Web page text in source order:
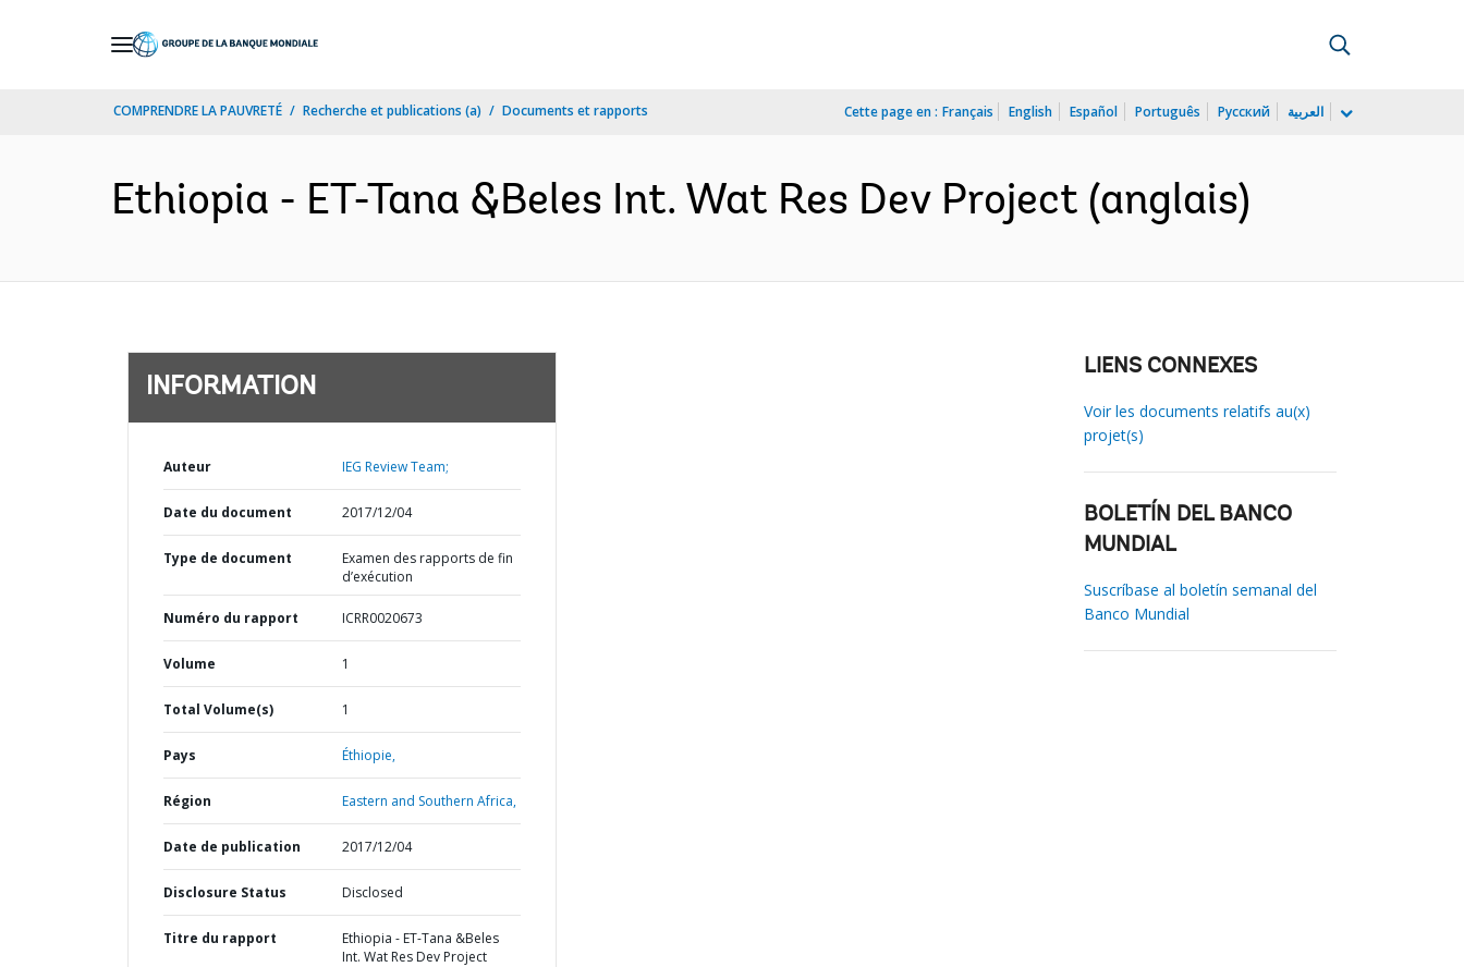
COMPRENDRE LA PAUVRETÉ Recherche et publications (a) Documents et rapports Cette page en : Français English Español Português Русский العربية
Ethiopia - ET-Tana &Beles Int. Wat Res Dev Project (anglais)
INFORMATION
Auteur IEG Review Team;
Date du document 2017/12/04
Type de document
Examen des rapports de fin
d’exécution
Numéro du rapport ICRR0020673
Volume 1
Total Volume(s) 1
Pays Éthiopie,
Région Eastern and Southern Africa,
Date de publication 2017/12/04
Disclosure Status Disclosed
Titre du rapport
Ethiopia - ET-Tana &Beles
Int. Wat Res Dev Project
LIENS CONNEXES
Voir les documents relatifs au(x)
projet(s)
BOLETÍN DEL BANCO
MUNDIAL
Suscríbase al boletín semanal del
Banco Mundial